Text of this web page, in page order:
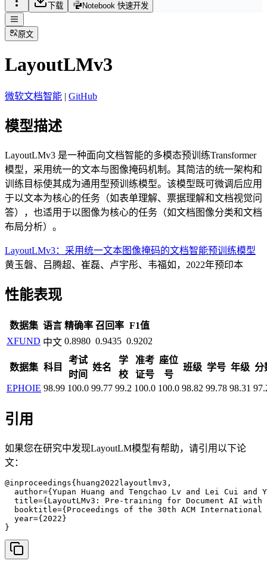
下载 Notebook 快速开发
原文
LayoutLMv3
微软文档智能 GitHub
模型描述
LayoutLMv3 是一种面向文档智能的多模态预训练Transformer
模型，采用统一的文本与图像掩码机制。其简洁的统一架构和
训练目标使其成为通用型预训练模型。该模型既可微调后应用
于以文本为核心的任务（如表单理解、票据理解和文档视觉问
答），也适用于以图像为核心的任务（如文档图像分类和文档
布局分析）。
LayoutLMv3：采用统一文本图像掩码的文档智能预训练模型
黄玉磐、吕腾超、崔磊、卢宇彤、韦福如，2022年预印本
性能表现
数据集 语言 精确率 召回率 F1值
XFUND 中文 0.8980 0.9435 0.9202
数据集 科目
考试
时间
姓名
学
校
准考
证号
座位
号
班级 学号 年级 分
EPHOIE 98.99 100.0 99.77 99.2 100.0 100.0 98.82 99.78 98.31
引用
如果您在研究中发现LayoutLM模型有帮助，请引用以下论
文：
@inproceedings{huang2022layoutlmv3,
author={Yupan Huang and Tengchao Lv and Lei Cui and
title={LayoutLMv3: Pre-training for Document AI
booktitle={Proceedings of the 30th ACM International
  year={2022}
}